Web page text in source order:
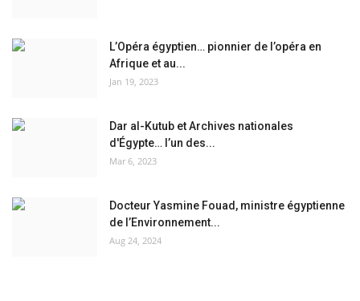
L’Opéra égyptien… pionnier de l’opéra en
Afrique et au...
Jan 19, 2023
Dar al-Kutub et Archives nationales
d'Égypte… l’un des...
Mar 6, 2023
Docteur Yasmine Fouad, ministre égyptienne
de l’Environnement...
Aug 24, 2024